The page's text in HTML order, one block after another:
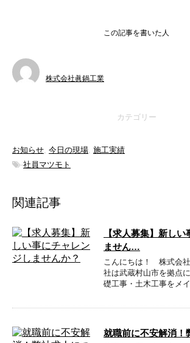
この記事を書いた人
株式会社眞鍋工業
カテゴリー
お知らせ, 今日の現場, 施工実績
-社員マツモト
関連記事
【求人募集】新し
ません…
こんにちは！ 株式会
社は武蔵村山市を拠点
礎工事・土木工事をメ
就職前に不安解消！